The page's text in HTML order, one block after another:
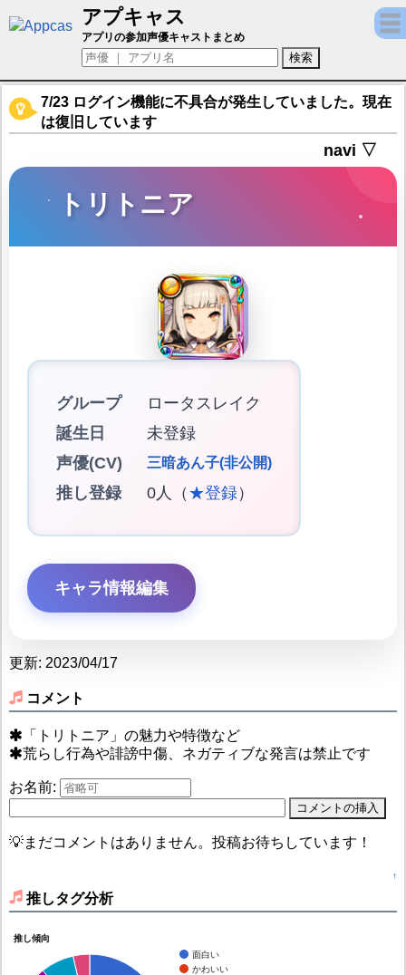
アプキャス
トリトニア（声優：三暗あん子(非公開))【
アプリの参加声優キャストまとめ
7/23 ログイン機能に不具合が発生していました。現在
は復旧しています
navi ▽
トリトニア
グループ
ロータスレイク
誕生日
未登録
声優(CV)
三暗あん子(非公開)
推し登録 0人（ ★登録）
キャラ情報編集
更新: 2023/04/17
コメント
「トリトニア」の魅力や特徴など
荒らし行為や誹謗中傷、ネガティブな発言は禁止です
お名前:
💡まだコメントはありません。投稿お待ちしています！
↑
推しタグ分析
推し傾向
面白い
かわいい